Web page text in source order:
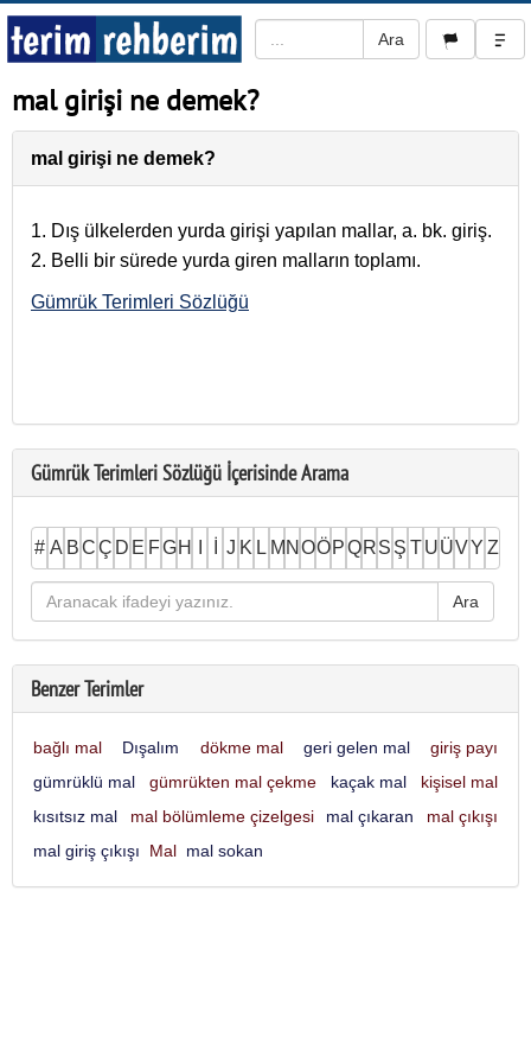
mal girişi ne demek?
mal girişi ne demek?
1. Dış ülkelerden yurda girişi yapılan mallar, a. bk. giriş.
2. Belli bir sürede yurda giren malların toplamı.
Gümrük Terimleri Sözlüğü
Gümrük Terimleri Sözlüğü İçerisinde Arama
# A BCÇ D E FGH J K L M N OÖPQRS Ş T UÜVY Z
Benzer Terimler
bağlı mal Dışalım dökme mal geri gelen mal
giriş payı
gümrüklü mal
gümrükten mal çekme kaçak mal
kişisel mal
kısıtsız mal
mal bölümleme çizelgesi mal çıkaran
mal çıkışı
mal giriş çıkışı
Mal mal sokan